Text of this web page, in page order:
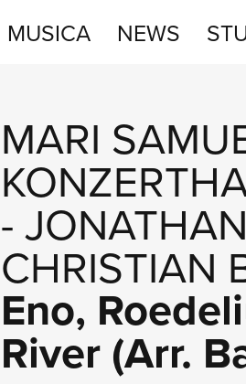
MUSICA NEWS
MARI
-
CHRISTIAN
Eno,
River (Arr.
SHOP